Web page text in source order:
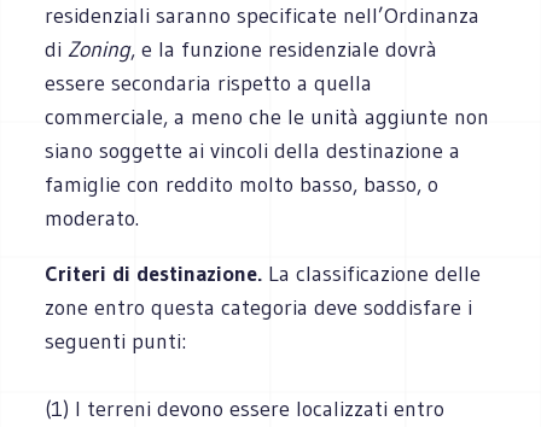
residenziali saranno specificate nell’Ordinanza
diZoning, e la funzione residenziale dovrà
essere secondaria rispetto a quella
commerciale, a meno che le unità aggiunte non
siano soggette ai vincoli della destinazione a
famiglie con reddito molto basso, basso, o
moderato.
Criteri di destinazione. La classificazione delle
zone entro questa categoria deve soddisfare i
seguenti punti:
(1) I terreni devono essere localizzati entro